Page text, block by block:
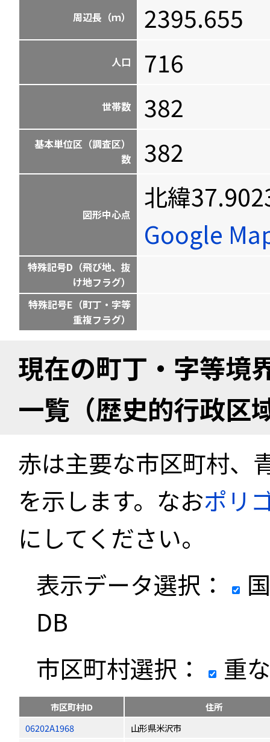
周辺長（ｍ） 2395.655
人口 716
世帯数 382
基本単位区（調査区）
数
382
図形中心点
北緯
Google
特殊記号D（飛び地、抜
け地フラグ）
特殊記号E（町丁・字等
重複フラグ）
現在の町丁・字等境
一覧（歴史的行政区
赤は主要な市区町村、
を示します。なおポリ
にしてください。
表示データ選択：
DB
市区町村選択：
重
市区町村ID
住所
06202A1968
山形県米沢市